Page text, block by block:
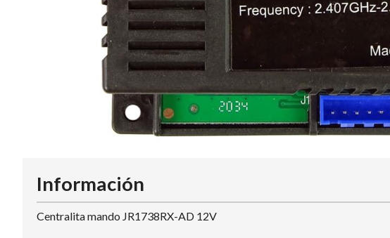
Información
Centralita mando JR1738RX-AD 12V